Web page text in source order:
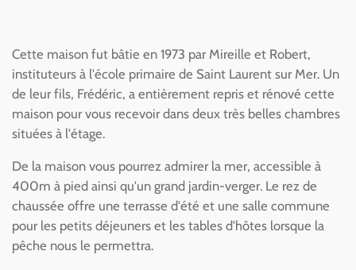
Cette maison fut bâtie en 1973 par Mireille et Robert,
instituteurs à l'école primaire de Saint Laurent sur Mer. Un
de leur fils, Frédéric, a entièrement repris et rénové cette
maison pour vous recevoir dans deux très belles chambres
situées à l'étage.
De la maison vous pourrez admirer la mer, accessible à
400m à pied ainsi qu'un grand jardin-verger. Le rez de
chaussée offre une terrasse d'été et une salle commune
pour les petits déjeuners et les tables d'hôtes lorsque la
pêche nous le permettra.